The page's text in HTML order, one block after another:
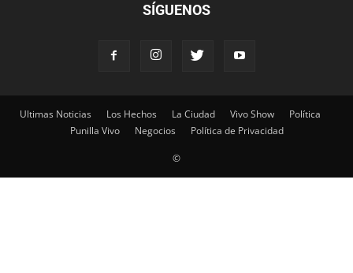
SÍGUENOS
Ultimas Noticias Los Hechos La Ciudad Vivo Show
Política
Punilla Vivo
Negocios Política de Privacidad
©